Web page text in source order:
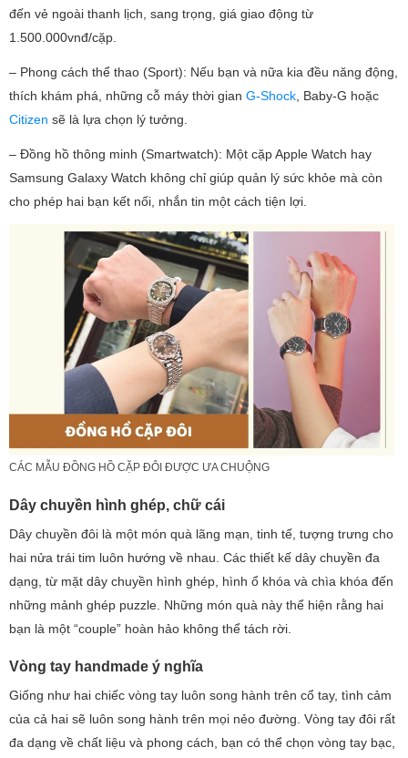
đến vẻ ngoài thanh lịch, sang trọng, giá giao động từ
1.500.000vnđ/cặp.
– Phong cách thể thao (Sport): Nếu bạn và nữa kia đều năng động,
thích khám phá, những cỗ máy thời gian G-Shock, Baby-G hoặc
Citizen sẽ là lựa chọn lý tưởng.
– Đồng hồ thông minh (Smartwatch): Một cặp Apple Watch hay
Samsung Galaxy Watch không chỉ giúp quản lý sức khỏe mà còn
cho phép hai bạn kết nối, nhắn tin một cách tiện lợi.
CÁC MẪU ĐỒNG HỒ CẶP ĐÔI ĐƯỢC ƯA CHUỘNG
Dây chuyền hình ghép, chữ cái
Dây chuyền đôi là một món quà lãng mạn, tinh tế, tượng trưng cho
hai nửa trái tim luôn hướng về nhau. Các thiết kế dây chuyền đa
dạng, từ mặt dây chuyền hình ghép, hình ổ khóa và chìa khóa đến
những mảnh ghép puzzle. Những món quà này thể hiện rằng hai
bạn là một “couple” hoàn hảo không thể tách rời.
Vòng tay handmade ý nghĩa
Giống như hai chiếc vòng tay luôn song hành trên cổ tay, tình cảm
của cả hai sẽ luôn song hành trên mọi nẻo đường. Vòng tay đôi rất
đa dạng về chất liệu và phong cách, bạn có thể chọn vòng tay bạc,